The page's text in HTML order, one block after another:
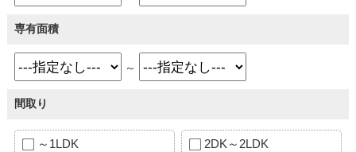
専有面積
～
間取り
～1LDK 2DK～2LDK